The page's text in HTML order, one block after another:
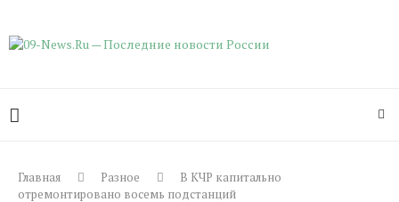
Главная Разное
В КЧР капитально
отремонтировано восемь подстанций